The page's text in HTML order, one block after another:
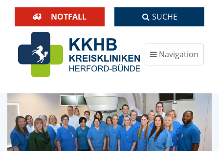
NOTFALL SUCHE
Navigation
ein-/ausblenden